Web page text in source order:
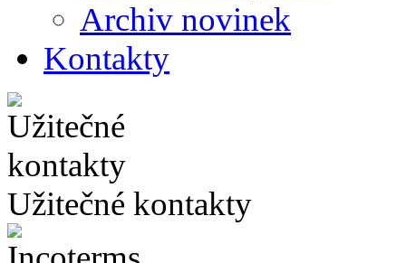
Archiv novinek
Kontakty
Užitečné kontakty